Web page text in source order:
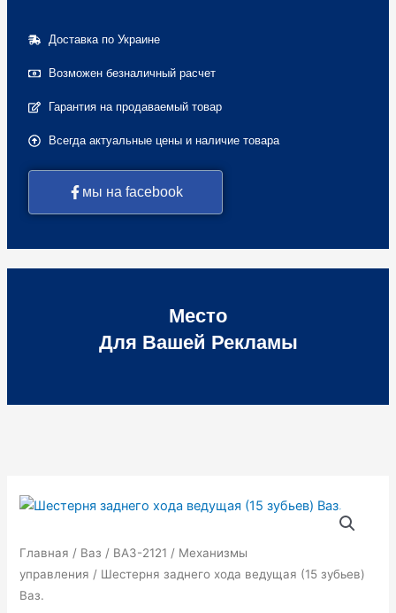
Доставка по Украине
Возможен безналичный расчет
Гарантия на продаваемый товар
Всегда актуальные цены и наличие товара
мы на facebook
Место
Для Вашей Рекламы
Главная / Ваз / ВАЗ-2121 / Механизмы
управления / Шестерня заднего хода ведущая (15 зубьев)
Ваз.
Количество
Шестерня
заднего
хода